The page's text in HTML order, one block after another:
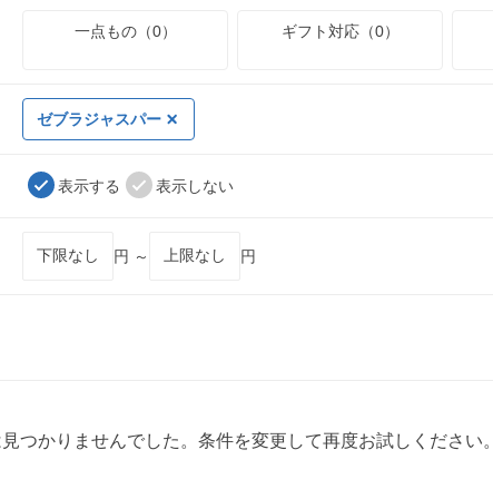
一点もの（0） ギフト対応（0）
ゼブラジャスパー
表示する 表示しない
円 ～ 円
つかりませんでした。条件を変更して再度お試しください。